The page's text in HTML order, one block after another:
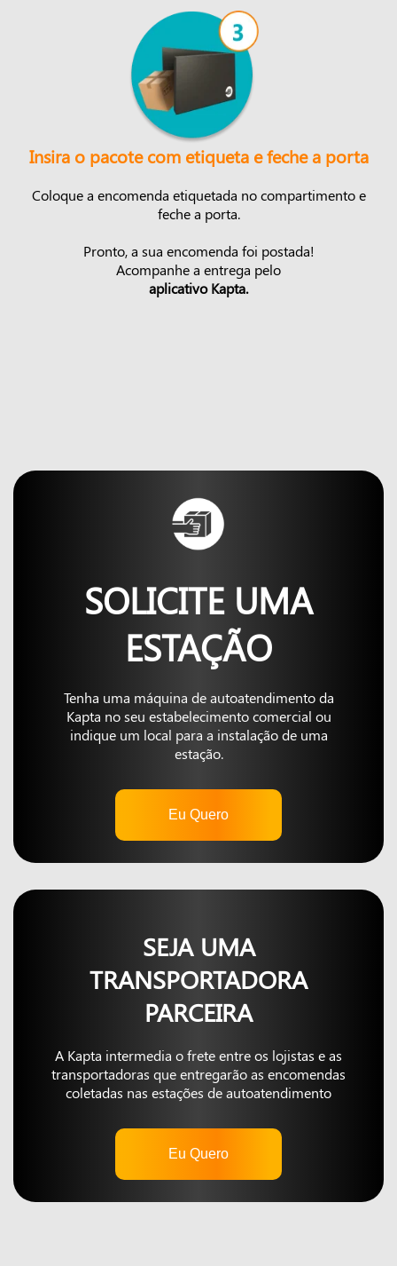
Insira o pacote com etiqueta e feche a porta
Coloque a encomenda etiquetada no compartimento e
feche a porta.
Pronto, a sua encomenda foi postada!
Acompanhe a entrega pelo
aplicativo Kapta.
SOLICITE UMA
ESTAÇÃO
Tenha uma máquina de autoatendimento da
Kapta no seu estabelecimento comercial ou
indique um local para a instalação de uma
estação.
Eu Quero
SEJA UMA
TRANSPORTADORA
PARCEIRA
A Kapta intermedia o frete entre os lojistas e as
transportadoras que entregarão as encomendas
coletadas nas estações de autoatendimento
Eu Quero